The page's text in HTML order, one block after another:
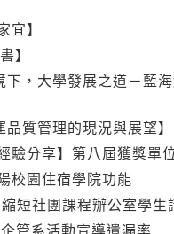
】
】
，大學發展之道－藍
質管理的現況與展望】
驗分享】第八屆獲獎單
校園住宿學院功能
短社團課程辦公室學生